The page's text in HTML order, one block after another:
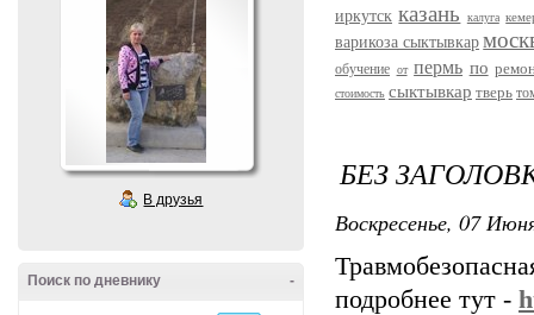
В друзья
-
Поиск по дневнику
иркутск казань калуга
варикоза сыктывкар
обучение от пермь по
стоимость сыктывкар тверь
БЕЗ
Воскресенье, 07
подробнее тут -